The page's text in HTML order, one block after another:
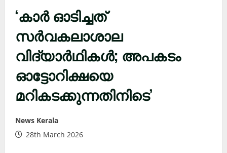
‘കാർ ഓടിച്ചത്
സർവകലാശാല
വിദ്യാർഥികൾ; അപകടം
ഓട്ടോറിക്ഷയെ
മറികടക്കുന്നതിനിടെ’
News Kerala
28th March 2026